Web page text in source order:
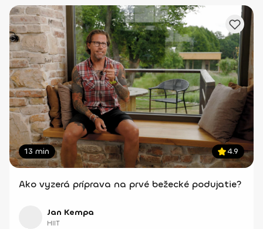
13 min 4.9
Ako vyzerá príprava na prvé bežecké podujatie?
Jan Kempa
HIIT